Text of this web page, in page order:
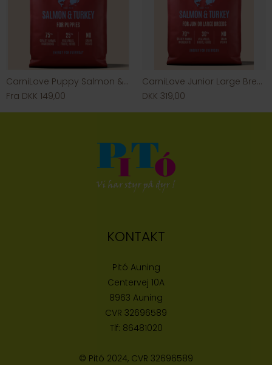
CarniLove Puppy Salmon & Turkey
Fra DKK 149,00
CarniLove Junior Large Breed Salmon & Turkey
DKK 319,00
KONTAKT
Pitó Auning
Centervej 10A
8963 Auning
CVR 32696589
Tlf: 86481020
© Pitó 2024, CVR 32696589